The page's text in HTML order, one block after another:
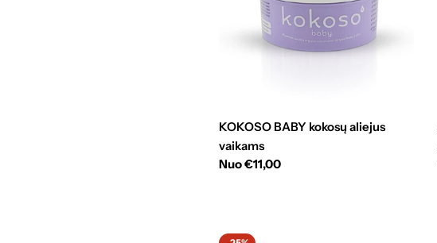
KOKOSO BABY kokosų aliejus
vaikams
Standartinė
Nuo €11,00